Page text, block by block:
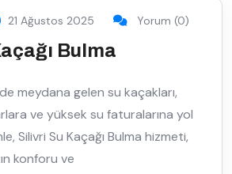
21 Ağustos 2025 Yorum (0)
Bulma
meydana gelen su kaçakları,
ve yüksek su faturalarına yol
Silivri Su Kaçağı Bulma hizmeti,
konforu ve